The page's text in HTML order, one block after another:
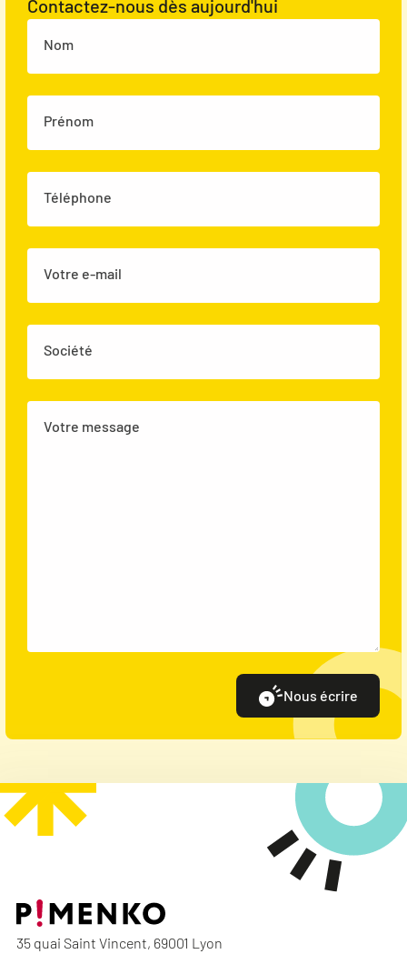
Contactez-nous dès aujourd'hui
Nom
Prénom
Téléphone
Votre e-mail
Société
Votre message
Nous écrire
35 quai Saint Vincent, 69001 Lyon